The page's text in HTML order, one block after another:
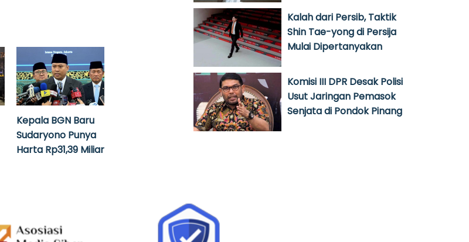
Kepala BGN Baru
Sudaryono Punya
Harta Rp31,39 Miliar
Kalah dari Persib, Taktik
Shin Tae-yong di Persija
Mulai Dipertanyakan
Komisi III DPR Desak Polisi
Usut Jaringan Pemasok
Senjata di Pondok Pinang